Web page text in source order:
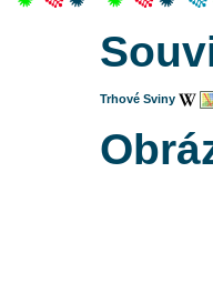
Trhové Sviny